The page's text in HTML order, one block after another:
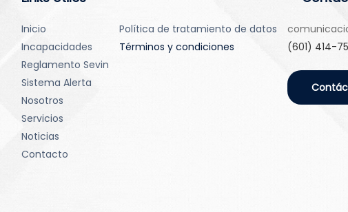
Inicio
Incapacidades
Reglamento Sevin
Sistema Alerta
Nosotros
Servicios
Noticias
Contacto
Política de tratamiento de datos
Términos y condiciones
(601) 414-